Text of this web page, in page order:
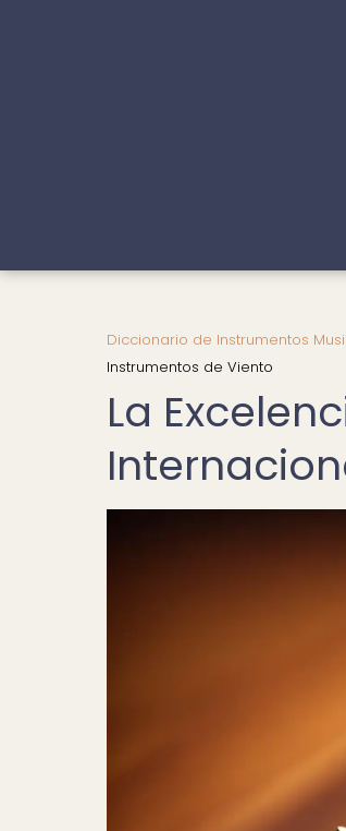
Diccionario de Instrumentos
Instrumentos de Viento
La